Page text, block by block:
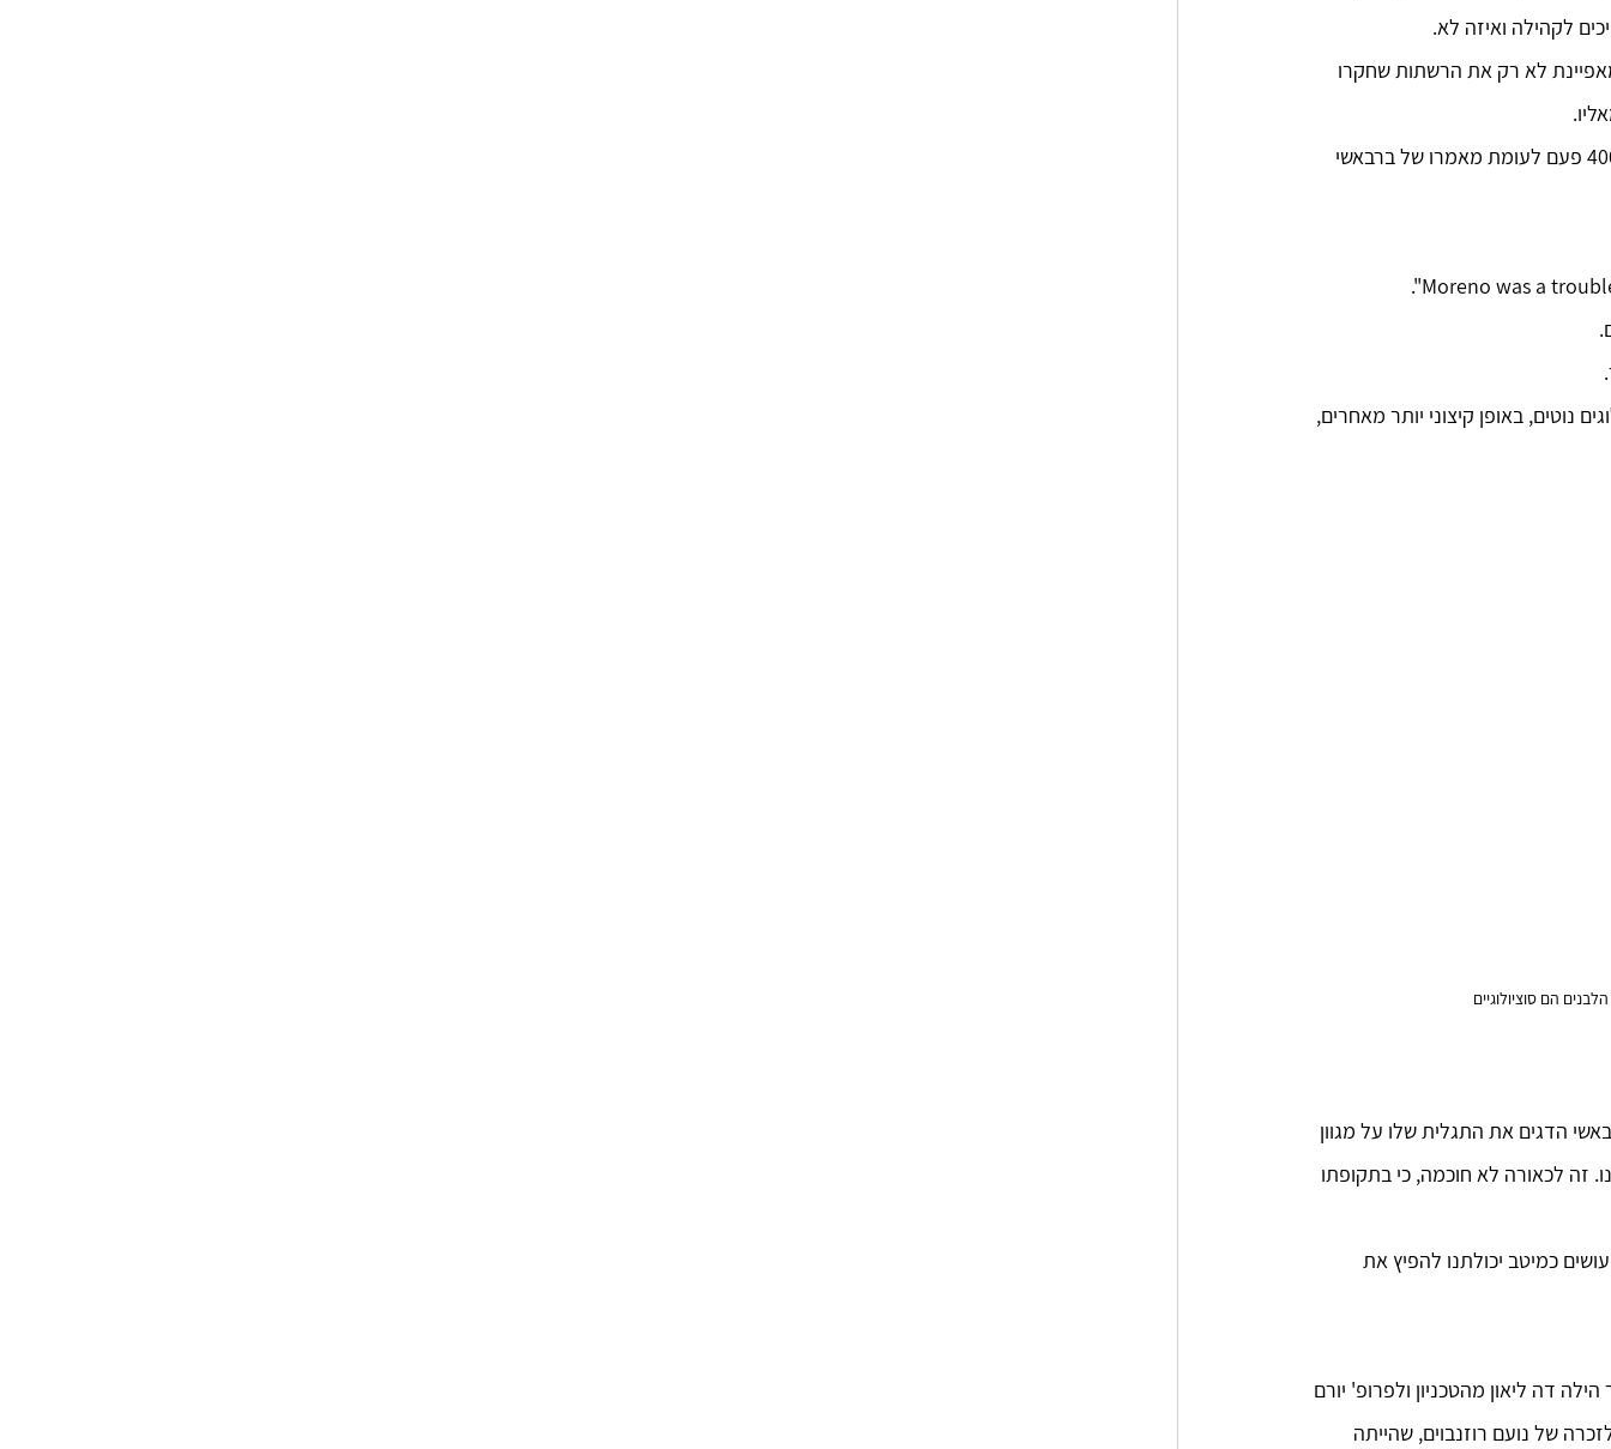
לקהילה ואיזה לא.
לא רק את הרשתות שחקרו
ובכל זאת, למרות שלמורנו היה פור של 60 שנה, המאמר שלו צוטט רק כ-400 פעם לעומת מאמרו של ברבאשי
נוטים, באופן קיצוני יותר מאחרים,
הם סוציולוגיים
הדגים את התגלית שלו על מגוון
זה לכאורה לא חוכמה, כי בתקופתו
כמיטב יכולתנו להפיץ את
דה ליאון מהטכניון ולפרופ' יורם
של נועם רוזנבוים, שהייתה